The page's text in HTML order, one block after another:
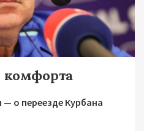
комфорта
о переезде Курбана